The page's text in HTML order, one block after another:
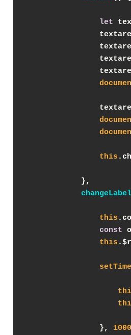
let
this
            },
changeLabel
this
const
this
                },
1000